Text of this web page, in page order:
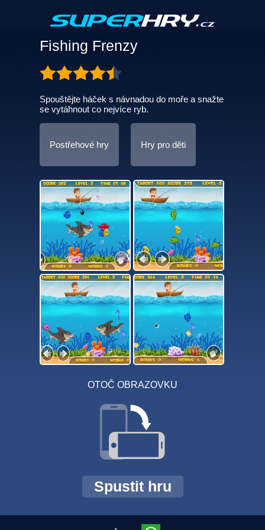
Fishing Frenzy
Spouštějte háček s návnadou do moře a snažte
se vytáhnout co nejvíce ryb.
Postřehové hry Hry pro děti
OTOČ OBRAZOVKU
Spustit hru